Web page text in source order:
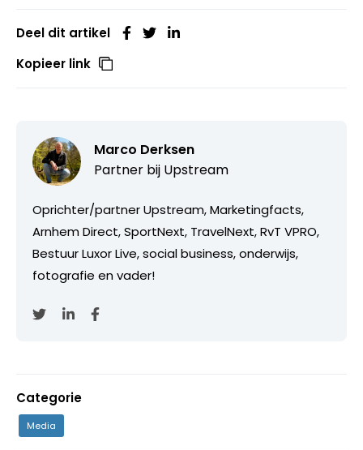
Deel dit artikel
Kopieer link
Marco Derksen
Partner bij Upstream
Oprichter/partner Upstream, Marketingfacts,
Arnhem Direct, SportNext, TravelNext, RvT VPRO,
Bestuur Luxor Live, social business, onderwijs,
fotografie en vader!
Categorie
Media